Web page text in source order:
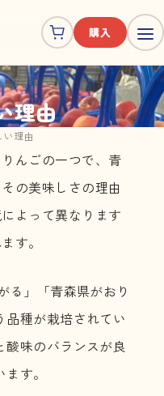
購入
理由
理由
んごの一つで、青
の美味しさの理由
よって異なります
す。
る」「青森県がおり
種が栽培されてい
酸味のバランスが良
す。